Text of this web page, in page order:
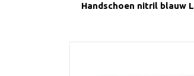
Handschoen nitril blauw L